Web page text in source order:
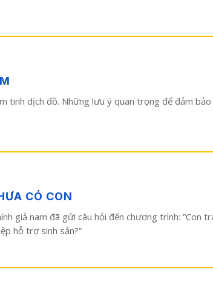
tinh dịch đồ. Những lưu ý quan trọng để đảm
CÓ CON
giả nam đã gửi câu hỏi đến chương trình: “Con
hỗ trợ sinh sản?”